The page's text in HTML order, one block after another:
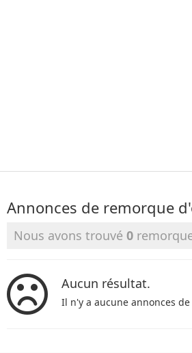
Annonces de remorque
Nous avons trouvé 0
Aucun résultat.
Il n'y a aucune annonces